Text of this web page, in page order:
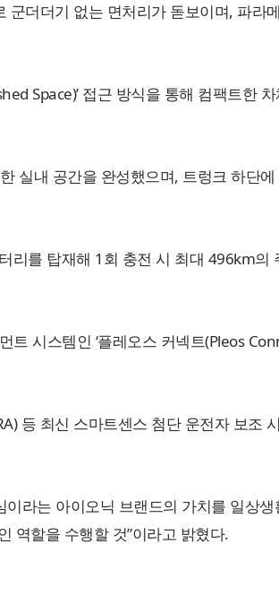
군더더기 없는 면처리가 돋보이며, 파라
Space)’ 접근 방식을 통해 컴팩트한
실내 공간을 완성했으며, 트렁크 하단에
리를 탑재해 1회 충전 시 최대 496km의
시스템인 ‘플레오스 커넥트(Pleos
등 최신 스마트센스 첨단 운전자 보조
라는 아이오닉 브랜드의 가치를 일상
역할을 수행할 것”이라고 밝혔다.